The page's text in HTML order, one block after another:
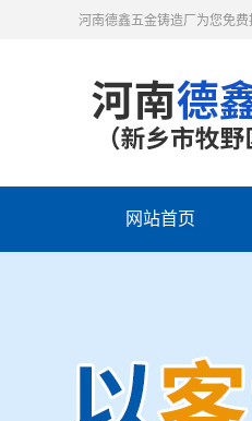
河南德鑫五金铸造厂为您免
网站首页